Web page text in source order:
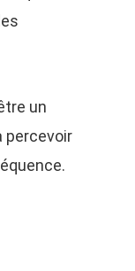
un
percevoir